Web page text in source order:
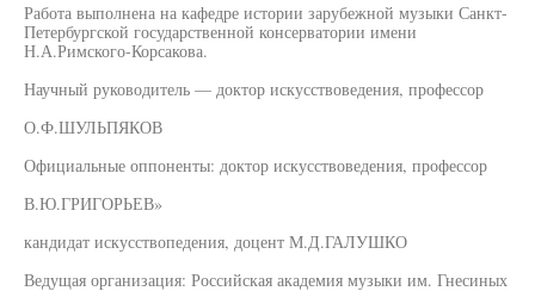
Работа выполнена на кафедре истории зарубежной музыки Санкт-
Петербургской государственной консерватории имени
Н.А.Римского-Корсакова.
Научный руководитель — доктор искусствоведения, профессор
О.Ф.ШУЛЬПЯКОВ
Официальные оппоненты: доктор искусствоведения, профессор
В.Ю.ГРИГОРЬЕВ»
кандидат искусствопедения, доцент М.Д.ГАЛУШКО
Ведущая организация: Российская академия музыки им. Гнесиных